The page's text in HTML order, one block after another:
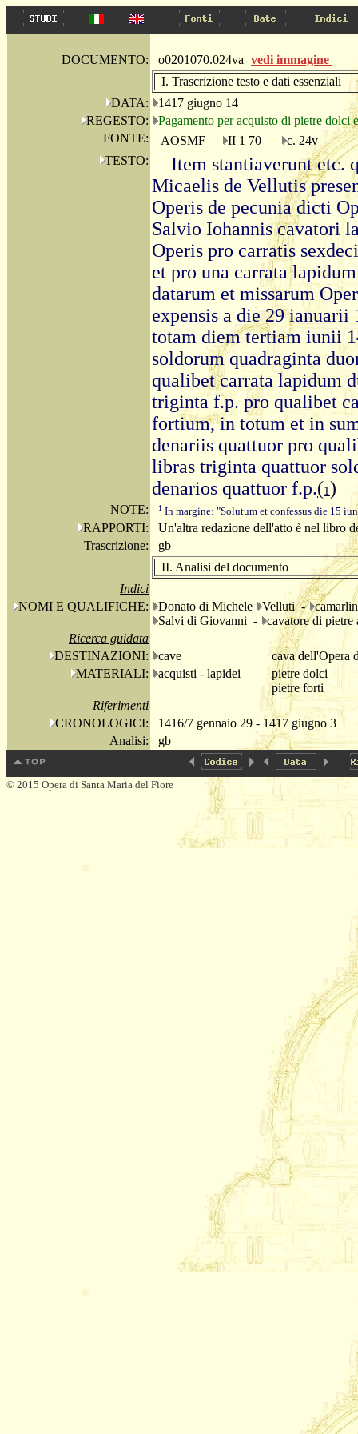
DOCUMENTO: o0201070.024va vedi immagine
I. Trascrizione testo e dati essenziali
DATA:
1417 giugno 14
REGESTO:
Pagamento per acquisto di pietre dolci
FONTE:
AOSMF II 1 70
c. 24v
TESTO:
Item stantiaverunt etc.
Micaelis de Vellutis
Operis de pecunia dicti
Salvio Iohannis cavatori
Operis pro carratis
et pro una carrata
datarum et missarum
expensis a die 29 ianuarii
totam diem tertiam iunii
soldorum quadraginta
qualibet carrata lapidum
triginta f.p. pro qualibet
fortium, in totum et in
denariis quattuor pro
libras triginta quattuor
denarios quattuor f.p.(1)
NOTE: 1 In margine: "Solutum et confessus die 15
RAPPORTI:
Un'altra redazione dell'atto è nel libro
Trascrizione:
gb
II. Analisi del documento
Indici
NOMI E QUALIFICHE:
Donato di Michele Velluti -
Salvi di Giovanni -
cavatore di pietre
Ricerca guidata
DESTINAZIONI:
cave
cava dell'Opera
MATERIALI:
acquisti - lapidei
pietre dolci
pietre forti
Riferimenti
CRONOLOGICI:
1416/7 gennaio 29 - 1417 giugno 3
Analisi:
gb
© 2015 Opera di Santa Maria del Fiore